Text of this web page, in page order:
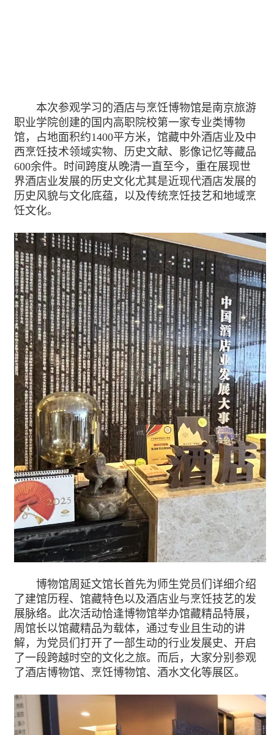
本次参观学习的酒店与烹饪博物馆是南京旅游
职业学院创建的国内高职院校第一家专业类博物
馆，占地面积约1400平方米，馆藏中外酒店业及中
西烹饪技术领域实物、历史文献、影像记忆等藏品
600余件。时间跨度从晚清一直至今，重在展现世
界酒店业发展的历史文化尤其是近现代酒店发展的
历史风貌与文化底蕴，以及传统烹饪技艺和地域烹
饪文化。
博物馆周延文馆长首先为师生党员们详细介绍
了建馆历程、馆藏特色以及酒店业与烹饪技艺的发
展脉络。此次活动恰逢博物馆举办馆藏精品特展，
周馆长以馆藏精品为载体，通过专业且生动的讲
解，为党员们打开了一部生动的行业发展史、开启
了一段跨越时空的文化之旅。而后，大家分别参观
了酒店博物馆、烹饪博物馆、酒水文化等展区。